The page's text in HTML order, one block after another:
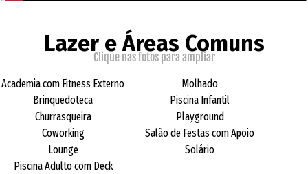
Lazer e Áreas Comuns
Clique nas fotos para ampliar
Academia com Fitness Externo
Brinquedoteca
Churrasqueira
Coworking
Lounge
Piscina Adulto com Deck
Molhado
Piscina Infantil
Playground
Salão de Festas com Apoio
Solário